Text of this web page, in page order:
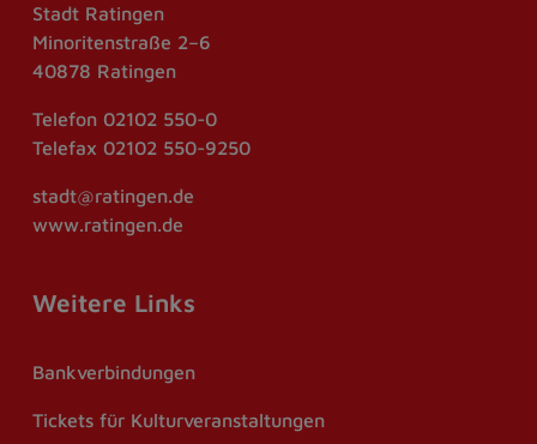
Stadt Ratingen
Minoritenstraße 2–6
40878 Ratingen
Telefon 02102 550-0
Telefax 02102 550-9250
stadt@ratingen.de
www.ratingen.de
Weitere Links
Bankverbindungen
Tickets für Kulturveranstaltungen